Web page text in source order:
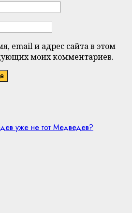
email и адрес сайта в этом
моих комментариев.
уже не тот Медведев?